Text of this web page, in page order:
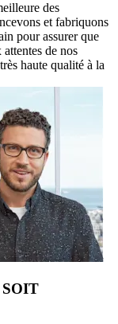
des
et fabriquons
pour assurer que
de nos
haute qualité à la